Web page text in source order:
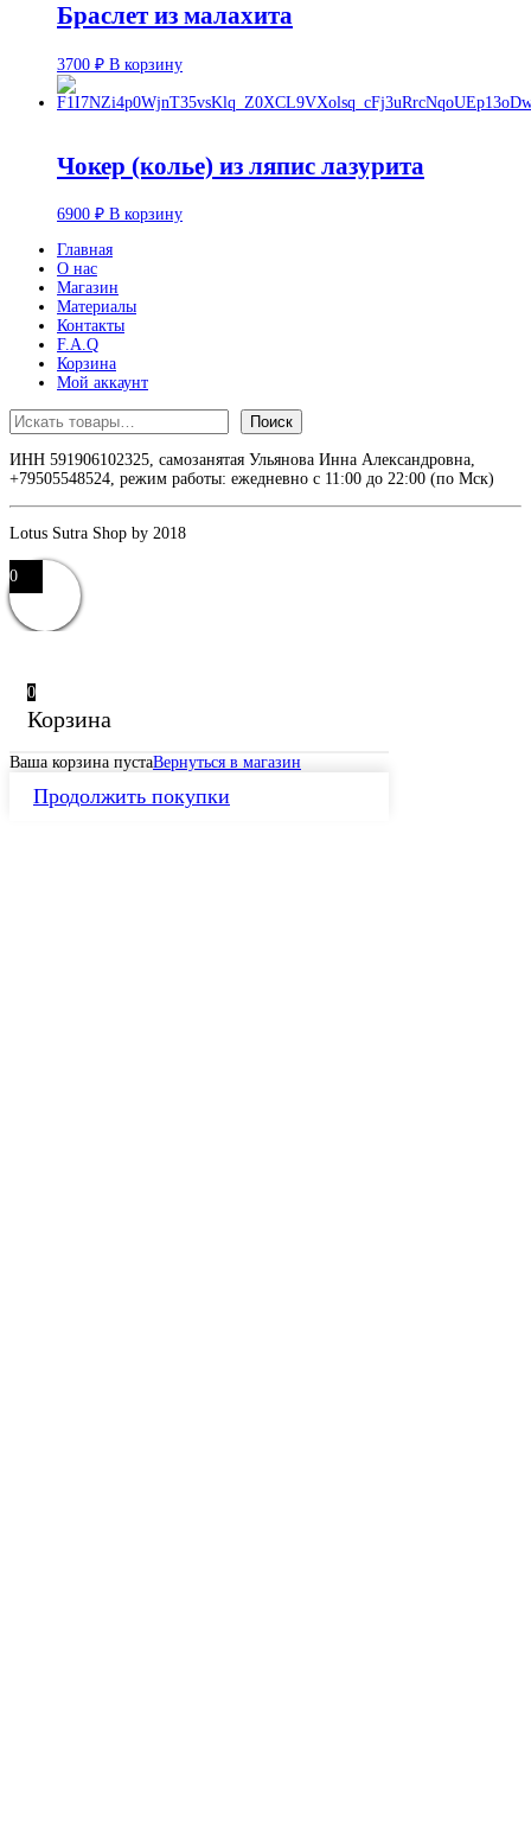
Браслет из малахита
3700 ₽ В корзину
Чокер (колье) из ляпис лазурита
6900 ₽ В корзину
Главная
О нас
Магазин
Материалы
Контакты
F.A.Q
Корзина
Мой аккаунт
Поиск
Поиск
ИНН 591906102325, самозанятая Ульянова Инна Александровна,
+79505548524, режим работы: ежедневно с 11:00 до 22:00 (по Мск)
Lotus Sutra Shop by 2018
0
0
Корзина
Ваша корзина пустаВернуться в магазин
Продолжить покупки